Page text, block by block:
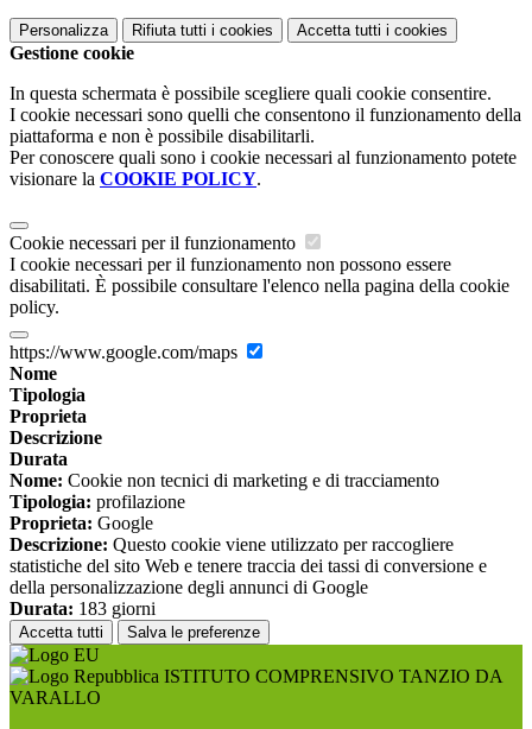
Personalizza Rifiuta tutti i cookies Accetta tutti i cookies
Gestione cookie
In questa schermata è possibile scegliere quali cookie consentire.
I cookie necessari sono quelli che consentono il funzionamento della
piattaforma e non è possibile disabilitarli.
Per conoscere quali sono i cookie necessari al funzionamento potete
visionare la COOKIE POLICY.
Cookie necessari per il funzionamento
I cookie necessari per il funzionamento non possono essere
disabilitati. È possibile consultare l'elenco nella pagina della cookie
policy.
https://www.google.com/maps
Nome
Tipologia
Proprieta
Descrizione
Durata
Nome: Cookie non tecnici di marketing e di tracciamento
Tipologia: profilazione
Proprieta: Google
Descrizione: Questo cookie viene utilizzato per raccogliere
statistiche del sito Web e tenere traccia dei tassi di conversione e
della personalizzazione degli annunci di Google
Durata: 183 giorni
Accetta tutti Salva le preferenze
ISTITUTO COMPRENSIVO TANZIO DA
VARALLO